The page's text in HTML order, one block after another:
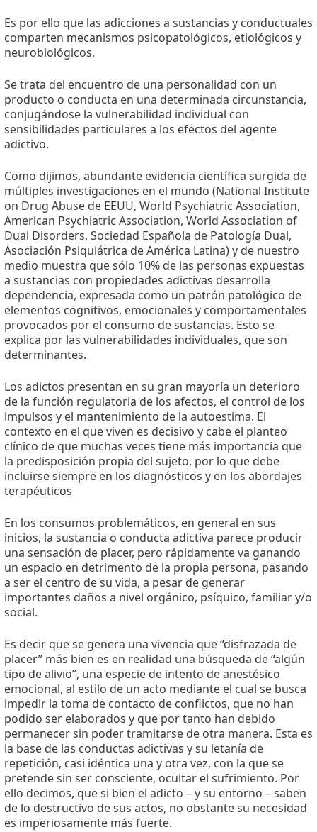
Es por ello que las adicciones a sustancias y conductuales
comparten mecanismos psicopatológicos, etiológicos y
neurobiológicos.
Se trata del encuentro de una personalidad con un
producto o conducta en una determinada circunstancia,
conjugándose la vulnerabilidad individual con
sensibilidades particulares a los efectos del agente
adictivo.
Como dijimos, abundante evidencia científica surgida de
múltiples investigaciones en el mundo (National Institute
on Drug Abuse de EEUU, World Psychiatric Association,
American Psychiatric Association, World Association of
Dual Disorders, Sociedad Española de Patología Dual,
Asociación Psiquiátrica de América Latina) y de nuestro
medio muestra que sólo 10% de las personas expuestas
a sustancias con propiedades adictivas desarrolla
dependencia, expresada como un patrón patológico de
elementos cognitivos, emocionales y comportamentales
provocados por el consumo de sustancias. Esto se
explica por las vulnerabilidades individuales, que son
determinantes.
Los adictos presentan en su gran mayoría un deterioro
de la función regulatoria de los afectos, el control de los
impulsos y el mantenimiento de la autoestima. El
contexto en el que viven es decisivo y cabe el planteo
clínico de que muchas veces tiene más importancia que
la predisposición propia del sujeto, por lo que debe
incluirse siempre en los diagnósticos y en los abordajes
terapéuticos
En los consumos problemáticos, en general en sus
inicios, la sustancia o conducta adictiva parece producir
una sensación de placer, pero rápidamente va ganando
un espacio en detrimento de la propia persona, pasando
a ser el centro de su vida, a pesar de generar
importantes daños a nivel orgánico, psíquico, familiar y/o
social.
Es decir que se genera una vivencia que “disfrazada de
placer” más bien es en realidad una búsqueda de “algún
tipo de alivio”, una especie de intento de anestésico
emocional, al estilo de un acto mediante el cual se busca
impedir la toma de contacto de conflictos, que no han
podido ser elaborados y que por tanto han debido
permanecer sin poder tramitarse de otra manera. Esta es
la base de las conductas adictivas y su letanía de
repetición, casi idéntica una y otra vez, con la que se
pretende sin ser consciente, ocultar el sufrimiento. Por
ello decimos, que si bien el adicto – y su entorno – saben
de lo destructivo de sus actos, no obstante su necesidad
es imperiosamente más fuerte.